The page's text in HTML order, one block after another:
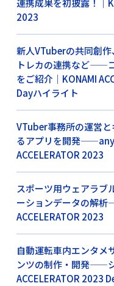
連携成果を初披露！｜
2023
新人VTuberの共同創
トレカの連携など——
をご紹介｜KONAMI
Dayハイライト
VTuber事務所の運営
るアプリを開発
ACCELERATOR 2023
スポーツ用ウェアラブ
ーションデータの解
ACCELERATOR 2023
自動運転車内エンタメ
ンツの制作・開発——
ACCELERATOR 2023